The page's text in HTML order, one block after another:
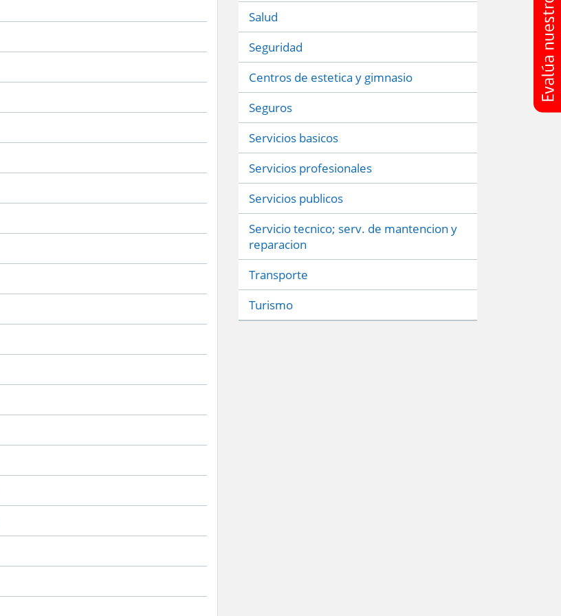
Salud
Seguridad
Centros de estetica y gimnasio
Seguros
Servicios basicos
Servicios profesionales
Servicios publicos
Servicio tecnico; serv. de mantencion y
reparacion
Transporte
Turismo